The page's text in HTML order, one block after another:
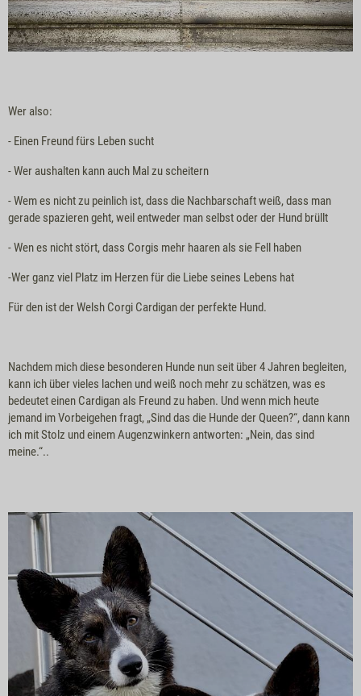
Wer also:
- Einen Freund fürs Leben sucht
- Wer aushalten kann auch Mal zu scheitern
- Wem es nicht zu peinlich ist, dass die Nachbarschaft weiß, dass man
gerade spazieren geht, weil entweder man selbst oder der Hund brüllt
- Wen es nicht stört, dass Corgis mehr haaren als sie Fell haben
-Wer ganz viel Platz im Herzen für die Liebe seines Lebens hat
Für den ist der Welsh Corgi Cardigan der perfekte Hund.
Nachdem mich diese besonderen Hunde nun seit über 4 Jahren begleiten,
kann ich über vieles lachen und weiß noch mehr zu schätzen, was es
bedeutet einen Cardigan als Freund zu haben. Und wenn mich heute
jemand im Vorbeigehen fragt, „Sind das die Hunde der Queen?“, dann kann
ich mit Stolz und einem Augenzwinkern antworten: „Nein, das sind
meine.“..